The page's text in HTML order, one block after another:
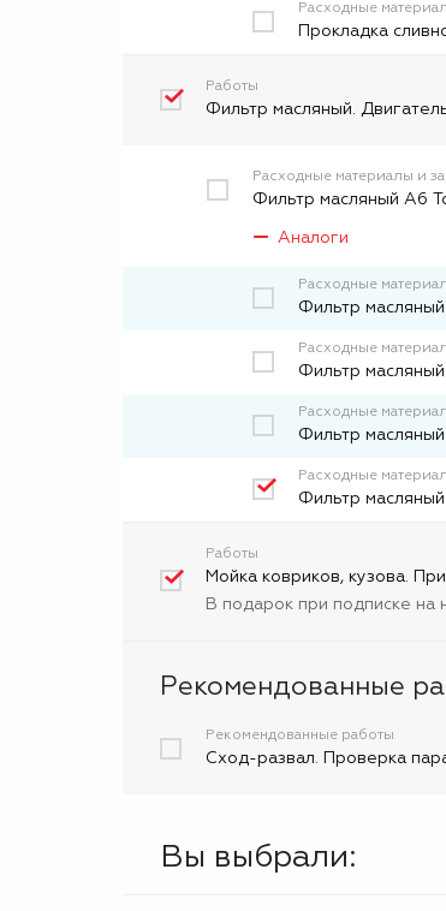
Расходные
Прокладка
Работы
Фильтр масляный.
Расходные материалы и
Фильтр масляный А6
Аналоги
Расходные
Фильтр
Расходные
Фильтp
Расходные
Фильтр
Расходные
Фильтр
Работы
Мойка ковриков, кузова.
В подарок при подписке на
Рекомендованные
Рекомендованные работы
Сход-развал. Проверка
Вы выбрали: